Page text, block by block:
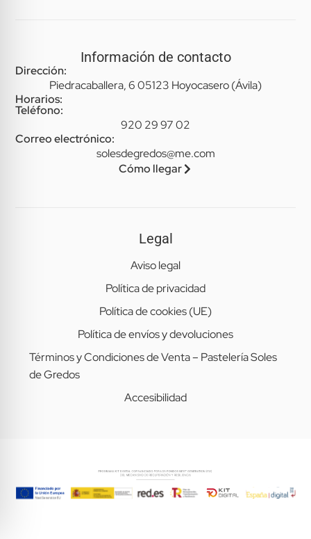
Información de contacto
Dirección:
Piedracaballera, 6 05123 Hoyocasero (Ávila)
Horarios:
Teléfono:
920 29 97 02
Correo electrónico:
solesdegredos@me.com
Cómo llegar
Legal
Aviso legal
Política de privacidad
Política de cookies (UE)
Política de envíos y devoluciones
Términos y Condiciones de Venta – Pastelería Soles
de Gredos
Accesibilidad